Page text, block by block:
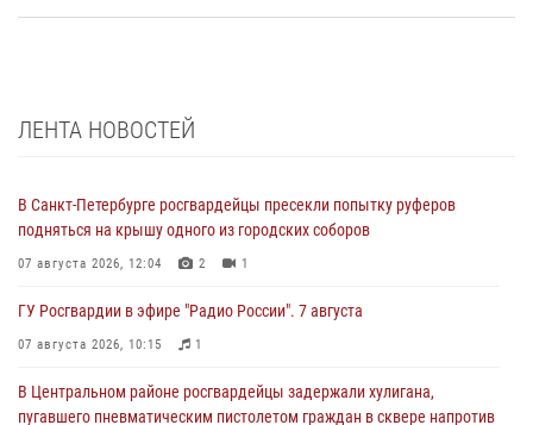
ЛЕНТА НОВОСТЕЙ
В Санкт-Петербурге росгвардейцы пресекли попытку руферов
подняться на крышу одного из городских соборов
07 августа 2026, 12:04 2 1
ГУ Росгвардии в эфире "Радио России". 7 августа
07 августа 2026, 10:15 1
В Центральном районе росгвардейцы задержали хулигана,
пугавшего пневматическим пистолетом граждан в сквере напротив